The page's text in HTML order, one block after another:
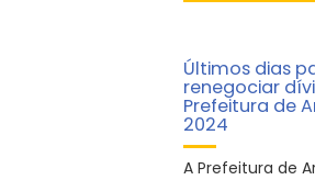
Últimos dias
renegociar
Prefeitura de
2024
A Prefeitura de